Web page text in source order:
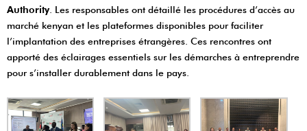
Authority. Les responsables ont détaillé les procédures d’accès au
marché kenyan et les plateformes disponibles pour faciliter
l’implantation des entreprises étrangères. Ces rencontres ont
apporté des éclairages essentiels sur les démarches à entreprendre
pour s’installer durablement dans le pays.